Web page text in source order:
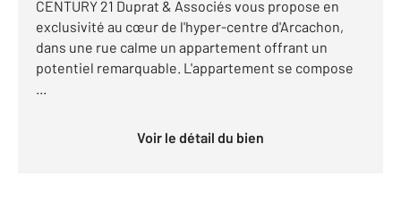
CENTURY 21 Duprat & Associés vous propose en
exclusivité au cœur de l'hyper-centre d'Arcachon,
dans une rue calme un appartement offrant un
potentiel remarquable. L'appartement se compose
Voir le détail du bien